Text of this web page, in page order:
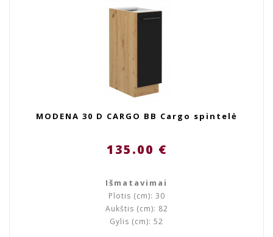
MODENA 30 D CARGO BB Cargo spintelė
135.00 €
Išmatavimai
Plotis (cm): 30
Aukštis (cm): 82
Gylis (cm): 52